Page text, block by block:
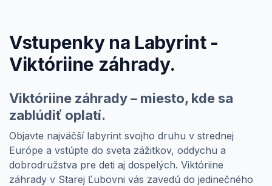
Vstupenky na Labyrint -
Viktóriine záhrady.
Viktóriine záhrady– miesto, kde sa
zablúdiť oplatí.
Objavte najväčší labyrint svojho druhu v strednej
Európe a vstúpte do sveta zážitkov, oddychu a
dobrodružstva pre deti aj dospelých. Viktóriine
záhrady v Starej Ľubovni vás zavedú do jedinečného